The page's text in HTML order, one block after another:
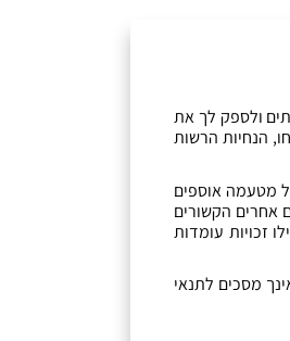
ולספק לך את
, הנחיות הרשות
מטעמה אוספים
אחרים הקשורים
זכויות עומדות
מסכים לתנאי